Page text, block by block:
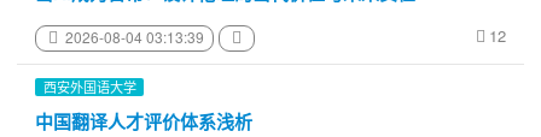
2026-08-04 03:13:39 12
西安外国语大学
中国翻译人才评价体系浅析